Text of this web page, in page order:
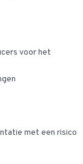
voor het
met een risico